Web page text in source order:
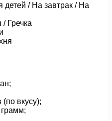
детей / На завтрак / На
Гречка
вкусу);